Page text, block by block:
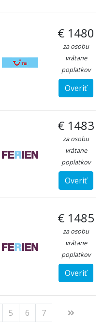
€ 1480
za osobu
vrátane
poplatkov
Overiť
€ 1483
za osobu
vrátane
poplatkov
Overiť
€ 1485
za osobu
vrátane
poplatkov
Overiť
5 6 7